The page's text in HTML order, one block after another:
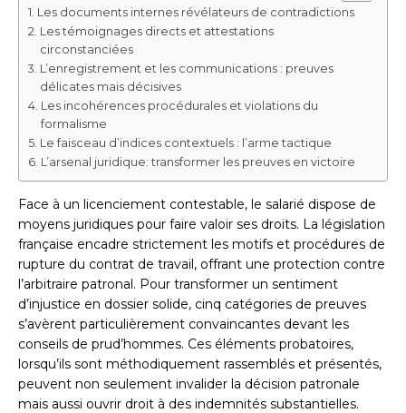
Les documents internes révélateurs de contradictions
Les témoignages directs et attestations
circonstanciées
L’enregistrement et les communications : preuves
délicates mais décisives
Les incohérences procédurales et violations du
formalisme
Le faisceau d’indices contextuels : l’arme tactique
L’arsenal juridique: transformer les preuves en victoire
Face à un licenciement contestable, le salarié dispose de
moyens juridiques pour faire valoir ses droits. La législation
française encadre strictement les motifs et procédures de
rupture du contrat de travail, offrant une protection contre
l’arbitraire patronal. Pour transformer un sentiment
d’injustice en dossier solide, cinq catégories de preuves
s’avèrent particulièrement convaincantes devant les
conseils de prud’hommes. Ces éléments probatoires,
lorsqu’ils sont méthodiquement rassemblés et présentés,
peuvent non seulement invalider la décision patronale
mais aussi ouvrir droit à des indemnités substantielles.